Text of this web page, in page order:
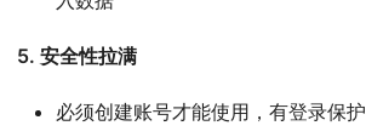
5. 安全性拉满
必须创建账号才能使用，有登录保护